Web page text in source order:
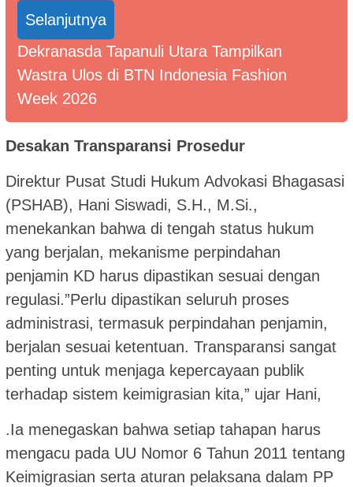
Selanjutnya
Dekranasda Tapanuli Utara Tampilkan
Wastra Ulos di BTN Indonesia Fashion
Week 2026
Desakan Transparansi Prosedur
Direktur Pusat Studi Hukum Advokasi Bhagasasi
(PSHAB), Hani Siswadi, S.H., M.Si.,
menekankan bahwa di tengah status hukum
yang berjalan, mekanisme perpindahan
penjamin KD harus dipastikan sesuai dengan
regulasi.”Perlu dipastikan seluruh proses
administrasi, termasuk perpindahan penjamin,
berjalan sesuai ketentuan. Transparansi sangat
penting untuk menjaga kepercayaan publik
terhadap sistem keimigrasian kita,” ujar Hani,
.Ia menegaskan bahwa setiap tahapan harus
mengacu pada UU Nomor 6 Tahun 2011 tentang
Keimigrasian serta aturan pelaksana dalam PP